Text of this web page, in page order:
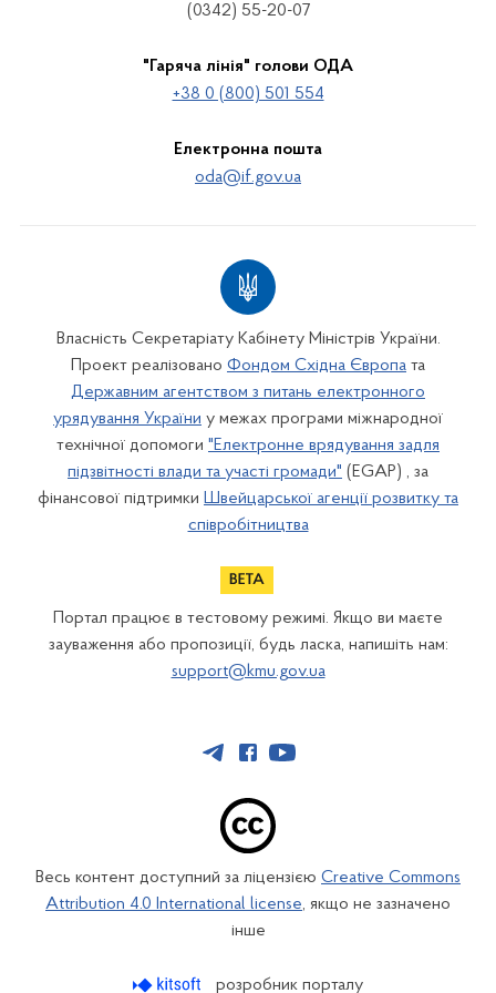
(0342) 55-20-07
"Гаряча лінія" голови ОДА
+38 0 (800) 501 554
Електронна пошта
oda@if.gov.ua
Власність Секретаріату Кабінету Міністрів України.
Проект реалізовано Фондом Східна Європа та
Державним агентством з питань електронного
урядування України у межах програми міжнародної
технічної допомоги "Електронне врядування задля
підзвітності влади та участі громади" (EGAP) , за
фінансової підтримки Швейцарської агенції розвитку та
співробітництва
Портал працює в тестовому режимі. Якщо ви маєте
зауваження або пропозиції, будь ласка, напишіть нам:
support@kmu.gov.ua
Весь контент доступний за ліцензією Creative Commons
Attribution 4.0 International license, якщо не зазначено
інше
розробник порталу